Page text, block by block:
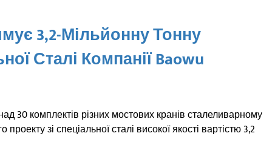
3,2-Мільйонну Тонну
Сталі Компанії Baowu
30 комплектів різних мостових кранів сталеливарному
зі спеціальної сталі високої якості вартістю 3,2